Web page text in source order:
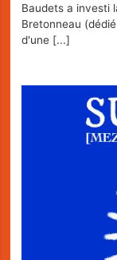
Baudets a investi
Bretonneau
d'une [...]